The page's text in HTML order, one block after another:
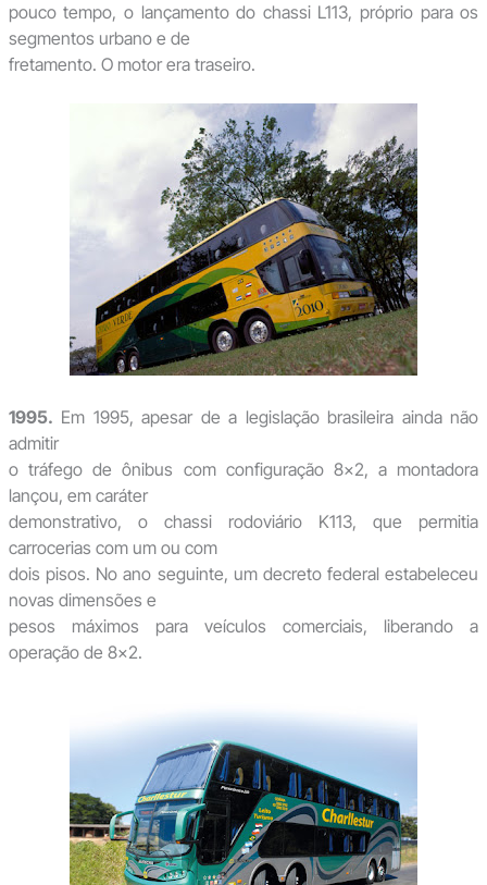
pouco tempo, o lançamento do chassi L113, próprio para os
segmentos urbano e de
fretamento. O motor era traseiro.
1995. Em 1995, apesar de a legislação brasileira ainda não
admitir
o tráfego de ônibus com configuração 8×2, a montadora
lançou, em caráter
demonstrativo, o chassi rodoviário K113, que permitia
carrocerias com um ou com
dois pisos. No ano seguinte, um decreto federal estabeleceu
novas dimensões e
pesos máximos para veículos comerciais, liberando a
operação de 8×2.